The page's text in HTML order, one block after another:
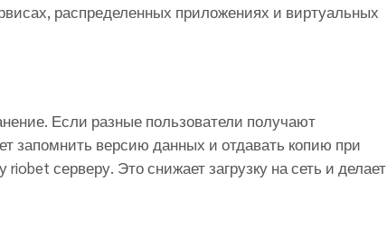
распределенных приложениях и виртуальных
Если разные пользователи получают
запомнить версию данных и отдавать копию при
серверу. Это снижает загрузку на сеть и делает